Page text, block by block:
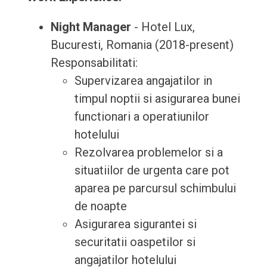
Night Manager - Hotel Lux,
Bucuresti, Romania (2018-present)
Responsabilitati:
Supervizarea angajatilor in
timpul noptii si asigurarea bunei
functionari a operatiunilor
hotelului
Rezolvarea problemelor si a
situatiilor de urgenta care pot
aparea pe parcursul schimbului
de noapte
Asigurarea sigurantei si
securitatii oaspetilor si
angajatilor hotelului